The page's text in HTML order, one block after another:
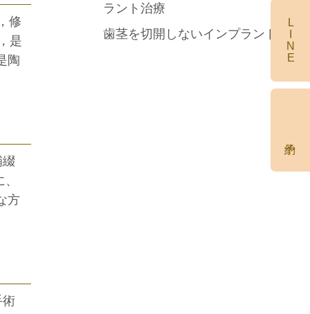
LINE
修
是
陶
綴
方
術
ラント治療
歯茎を切開しないインプラント手術